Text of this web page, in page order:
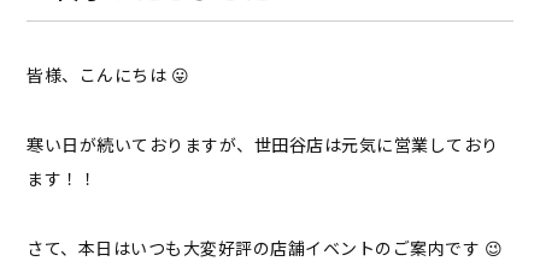
皆様、こんにちは 😛
寒い日が続いておりますが、世田谷店は元気に営業しており
ます！！
さて、本日はいつも大変好評の店舗イベントのご案内です 😉